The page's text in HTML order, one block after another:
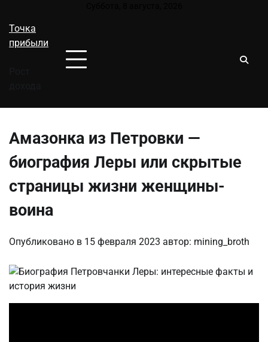
содержимому
Точка
прибыли
Амазонка из Петровки —
биография Леры или скрытые
страницы жизни женщины-
воина
Опубликовано в 15 февраля 2023 автор: mining_broth